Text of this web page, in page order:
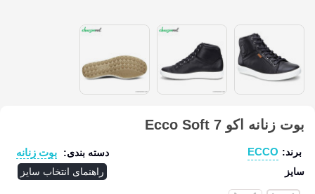
بوت زنانه اکو Ecco Soft 7
برند: ECCO دسته بندی: بوت زنانه
سایز راهنمای انتخاب سایز